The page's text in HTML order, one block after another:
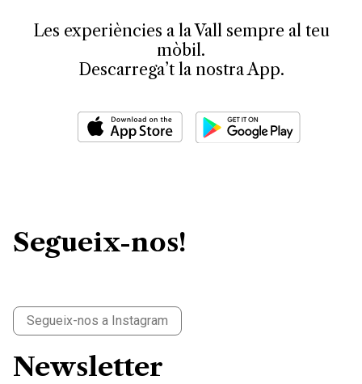
Les experiències a la Vall sempre al teu
mòbil.
Descarrega’t la nostra App.
Segueix-nos!
Segueix-nos a Instagram
Newsletter